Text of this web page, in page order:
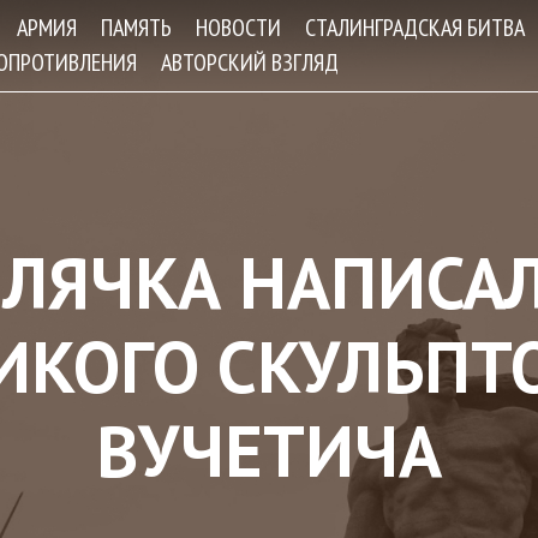
Jump to navigation
АРМИЯ ПАМЯТЬ НОВОСТИ
СТАЛИНГРАДСКАЯ БИТВА
АВТОРСКИЙ ВЗГЛЯД
ВУЧЕТИЧА